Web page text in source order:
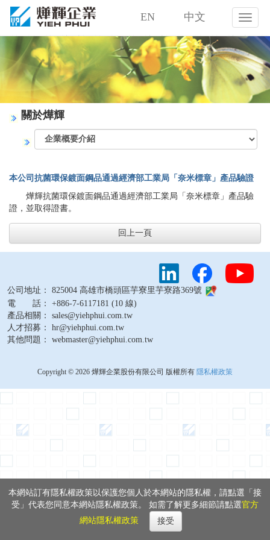
燁
輝
企
業
股
份
有
限
司
EN 中文
關於燁輝
本公司抗菌環保鍍面鋼品通過經濟部工業局「奈米標章」產品驗證
燁輝抗菌環保鍍面鋼品通過經濟部工業局「奈米標章」產品驗
證，並取得證書。
回上一頁
公司地址： 825004 高雄市橋頭區芋寮里芋寮路369號
電 話： +886-7-6117181 (10 線)
產品相關： sales@yiehphui.com.tw
人才招募： hr@yiehphui.com.tw
其他問題： webmaster@yiehphui.com.tw
Copyright © 2026 燁輝企業股份有限公司 版權所有 隱私權政策
本網站訂有隱私權政策以保護您個人於本網站的隱私權，請點選「接
受」代表您同意本網站隱私權政策。 如需了解更多細節請點選官方
網站隱私權政策
接受